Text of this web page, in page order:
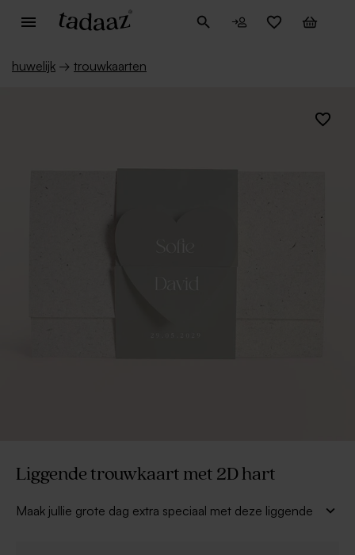
huwelijk → trouwkaarten
Liggende trouwkaart met 2D hart
Maak jullie grote dag extra speciaal met deze liggende